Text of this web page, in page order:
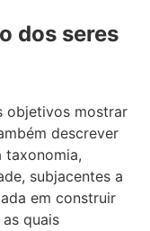
dos seres
objetivos mostrar
descrever
taxonomia,
subjacentes a
em construir
quais